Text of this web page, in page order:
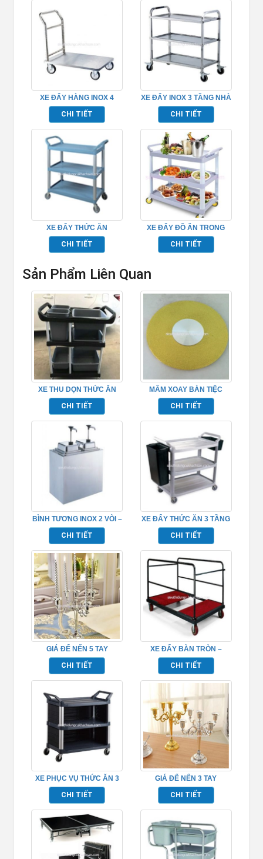
XE ĐẨY HÀNG INOX 4
BÁNH
CHI TIẾT
XE ĐẨY INOX 3 TẦNG NHÀ
HÀNG TP680118
CHI TIẾT
XE ĐẨY THỨC ĂN
TP680103
CHI TIẾT
XE ĐẨY ĐỒ ĂN TRONG
NHÀ HÀNG 3 TẦNG –
TP680107
CHI TIẾT
Sản Phẩm Liên Quan
XE THU DỌN THỨC ĂN
TP_680110
CHI TIẾT
MÂM XOAY BÀN TIỆC
TP681047
CHI TIẾT
BÌNH TƯƠNG INOX 2 VÒI –
TP697084
CHI TIẾT
XE ĐẨY THỨC ĂN 3 TẦNG
BẰNG NHỰA TP_680114
CHI TIẾT
GIÁ ĐỂ NẾN 5 TAY
TP681063
CHI TIẾT
XE ĐẨY BÀN TRÒN –
TP526003
CHI TIẾT
XE PHỤC VỤ THỨC ĂN 3
TẦNG TP_680111
CHI TIẾT
GIÁ ĐỂ NẾN 3 TAY
TP681062
CHI TIẾT